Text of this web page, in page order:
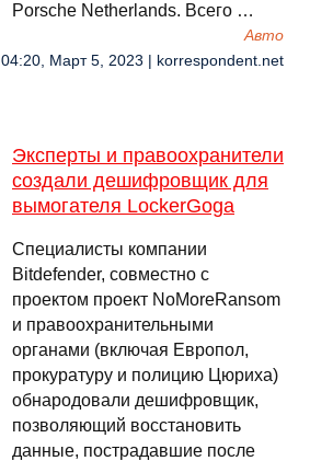
Porsche Netherlands. Всего …
Авто
04:20, Март 5, 2023 | korrespondent.net
Эксперты и правоохранители
создали дешифровщик для
вымогателя LockerGoga
Специалисты компании
Bitdefender, совместно с
проектом проект NoMoreRansom
и правоохранительными
органами (включая Европол,
прокуратуру и полицию Цюриха)
обнародовали дешифровщик,
позволяющий восстановить
данные, пострадавшие после